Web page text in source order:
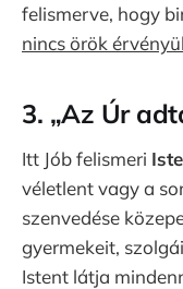
felismerve, hogy
nincs örök
3. „Az Úr
Itt Jób felismeri
véletlent vagy a
szenvedése
gyermekeit,
Istent látja